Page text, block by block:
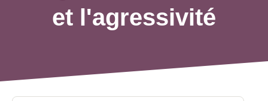
et l'agressivité